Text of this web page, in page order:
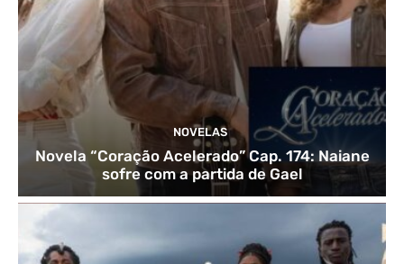
NOVELAS
Novela “Coração Acelerado” Cap. 174: Naiane
sofre com a partida de Gael